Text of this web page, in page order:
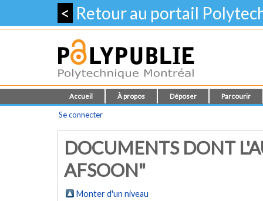
< Retour au portail
Accueil À propos Déposer Parcourir
Se connecter
DOCUMENTS DONT
AFSOON"
Monter d'un niveau